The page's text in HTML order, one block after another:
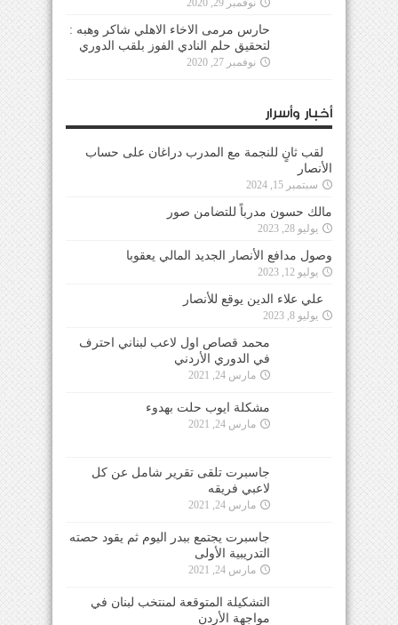
نوفمبر 27, 2020
أخبار وأسرار
الأنصار
سبتمبر 15, 2024
مالك حسون مدرباً للتضامن صور
يوليو 28, 2023
وصول مدافع الأنصار الجديد المالي يعقوبا
يوليو 12, 2023
علي علاء الدين يوقع للأنصار
يوليو 8, 2023
محمد قصاص اول لاعب لبناني احترف في الدوري
الأردني
مارس 24, 2021
مشكلة ايوب حلت بهدوء
مارس 24, 2021
جاسبرت تلقى تقرير شامل عن كل
لاعبي فريقه
جاسبرت يجتمع ببدر اليوم ثم يقود حصته
التدريبية الأولى
مارس 24, 2021
التشكيلة المتوقعة لمنتخب لبنان في
مواجهة الأردن
مارس 24, 2021
التزام تام من جميع اللاعبين في معسكر